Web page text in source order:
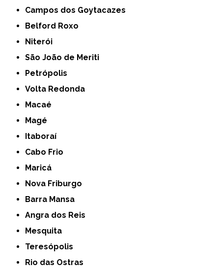
Campos dos Goytacazes
Belford Roxo
Niterói
São João de Meriti
Petrópolis
Volta Redonda
Macaé
Magé
Itaboraí
Cabo Frio
Maricá
Nova Friburgo
Barra Mansa
Angra dos Reis
Mesquita
Teresópolis
Rio das Ostras